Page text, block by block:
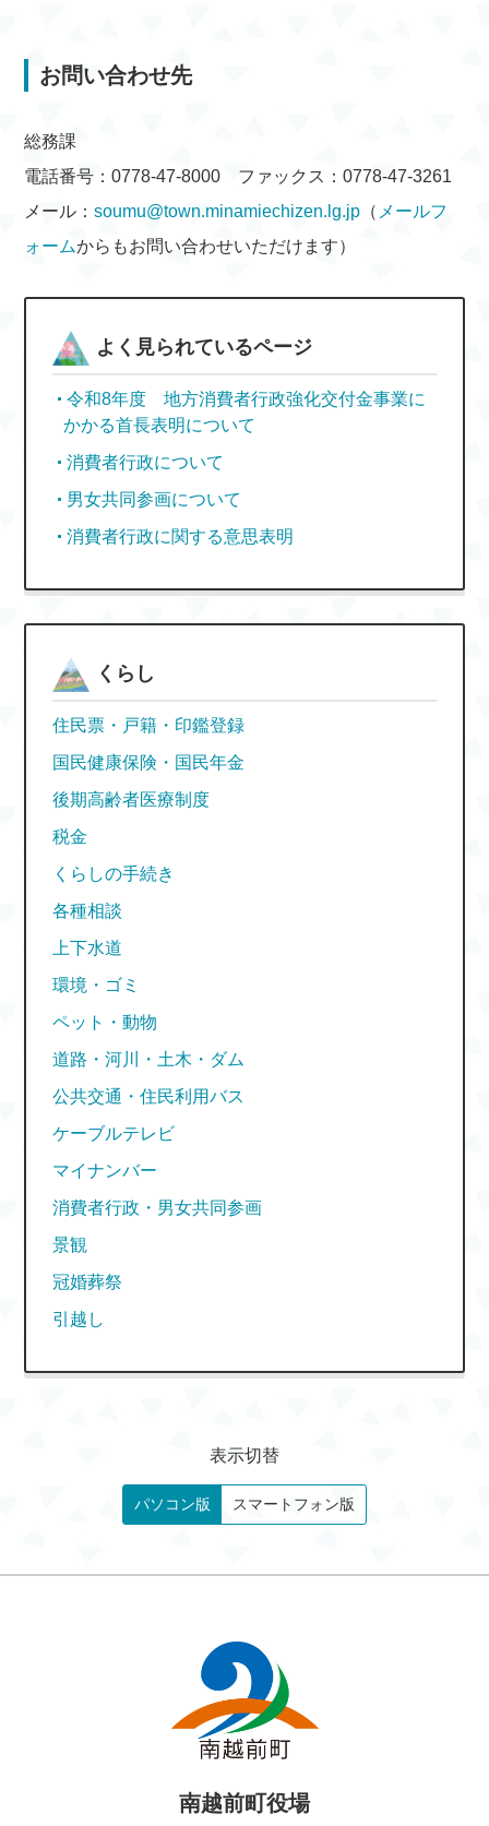
お問い合わせ先
総務課
電話番号：0778-47-8000 ファックス：0778-47-3261
メール：soumu@town.minamiechizen.lg.jp （ メールフ
ォームからもお問い合わせいただけます）
よく見られているページ
令和8年度 地方消費者行政強化交付金事業に
かかる首長表明について
消費者行政について
男女共同参画について
消費者行政に関する意思表明
くらし
住民票・戸籍・印鑑登録
国民健康保険・国民年金
後期高齢者医療制度
税金
くらしの手続き
各種相談
上下水道
環境・ゴミ
ペット・動物
道路・河川・土木・ダム
公共交通・住民利用バス
ケーブルテレビ
マイナンバー
消費者行政・男女共同参画
景観
冠婚葬祭
引越し
表示切替
パソコン版 スマートフォン版
南越前町役場